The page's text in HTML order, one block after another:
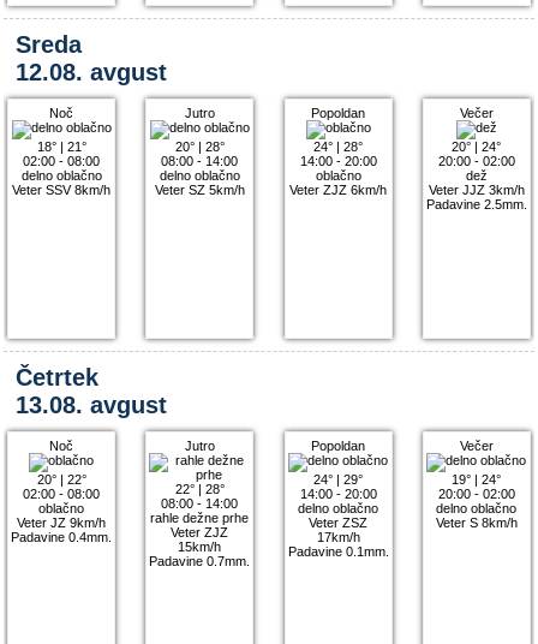
Sreda
12.08. avgust
Noč
18°| 21°
02:00 - 08:00
delno oblačno
Veter SSV 8km/h
Jutro
20°| 28°
08:00 - 14:00
delno oblačno
Veter SZ 5km/h
Popoldan
24° |28°
14:00 - 20:00
oblačno
Veter ZJZ 6km/h
Večer
20° |24°
20:00 - 02:00
dež
Veter JJZ 3km/h
Padavine 2.5mm.
Četrtek
13.08. avgust
Noč
20°| 22°
02:00 - 08:00
oblačno
Veter JZ 9km/h
Padavine 0.4mm.
Jutro
22°| 28°
08:00 - 14:00
rahle dežne prhe
Veter ZJZ
15km/h
Padavine 0.7mm.
Popoldan
24° |29°
14:00 - 20:00
delno oblačno
Veter ZSZ
17km/h
Padavine 0.1mm.
Večer
19° |24°
20:00 - 02:00
delno oblačno
Veter S 8km/h